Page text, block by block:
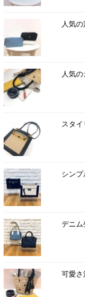
人気
人気
スタ
シン
デニ
可愛